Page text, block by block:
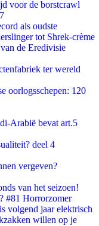
voor de borstcrawl
als oudste
tot Shrek-crème
de Eredivisie
ter wereld
oorlogsschepen: 120
Arabië bevat art.5
deel 4
vergeven?
van het seizoen!
#81 Horrorzomer
volgend jaar elektrisch
willen op je